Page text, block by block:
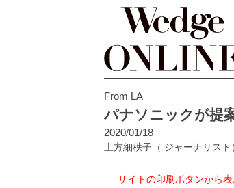
From LA
パナソニックが提
2020/01/18
土方細秩子 （ ジャーナリスト
サイトの印刷ボタンから表